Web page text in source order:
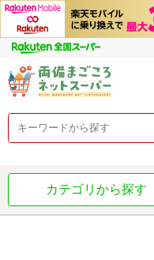
カテゴリから探す